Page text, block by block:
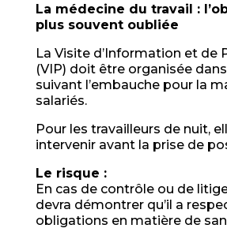
La médecine du travail :
plus souvent oubliée
La Visite d’Information et de
(VIP) doit être organisée
suivant l’embauche pour la
salariés.
Pour les travailleurs de nuit,
intervenir avant la prise de
Le risque :
En cas de contrôle ou de
devra démontrer qu’il a
obligations en matière de